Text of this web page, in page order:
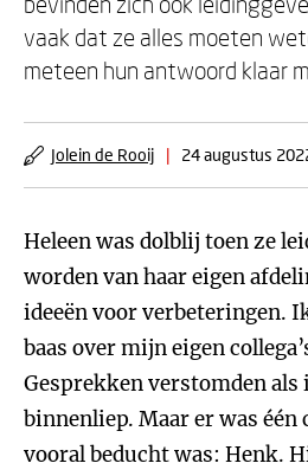
vaak dat ze alles moeten
meteen hun antwoord klaar
Jolein de Rooij | 24 augustus
Heleen was dolblij toen ze
worden van haar eigen
ideeën voor verbeteringen.
baas over mijn eigen
Gesprekken verstomden als
binnenliep. Maar er was één
vooral beducht was: Henk.